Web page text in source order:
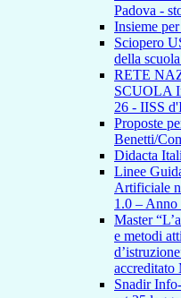
Padova -
Insieme
Sciopero
della
RETE
SCUOLA
26 - IISS
Proposte
Benetti/
Didacta
Linee
Artificiale
1.0 – Anno
Master
e metodi
accreditato
Snadir